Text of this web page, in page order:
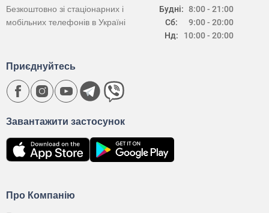
Будні:
Сб:
Нд:
8:00 - 21:00
9:00 - 20:00
10:00 - 20:00
Безкоштовно зі стаціонарних і
мобільних телефонів в Україні
Про Компанію
Завантажити застосунок
Приєднуйтесь